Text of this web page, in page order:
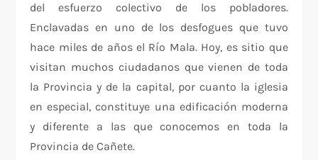
del esfuerzo colectivo de los pobladores.
Enclavadas en uno de los desfogues que tuvo
hace miles de años el Río Mala. Hoy, es sitio que
visitan muchos ciudadanos que vienen de toda
la Provincia y de la capital, por cuanto la iglesia
en especial, constituye una edificación moderna
y diferente a las que conocemos en toda la
Provincia de Cañete.